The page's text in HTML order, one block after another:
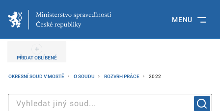
MENU
PŘIDAT OBLÍBENÉ
OKRESNÍ SOUD V MOSTĚ O SOUDU ROZVRH PRÁCE 2022